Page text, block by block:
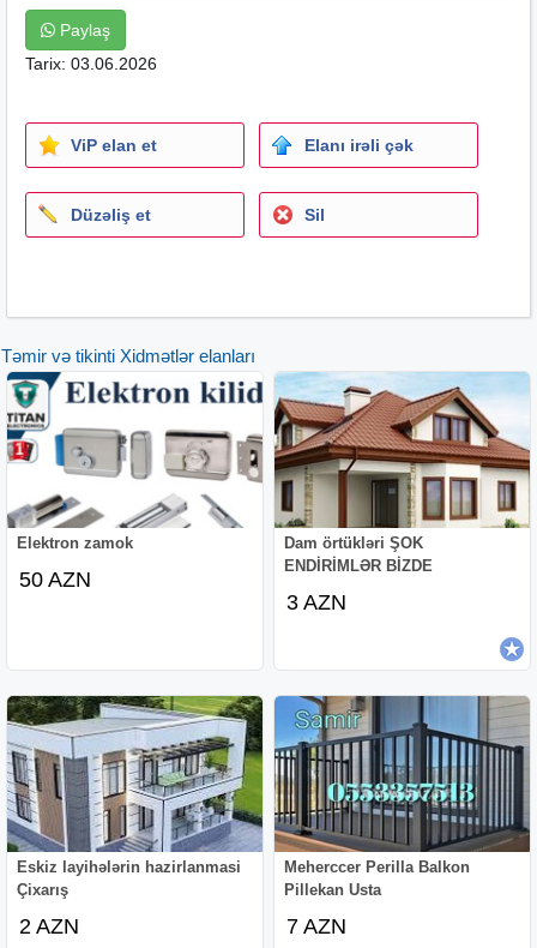
.
.
.
.
.
.
.
malyar, şpaklyovka, rengsaz, rengsaz ustasi, malyar
ustasi, boyaçı, boya işləri,
oboy ustasi, divar kağızı ustası, fasad işləri, fasad ustasi,
fasad, aboy, aboy ustasi,
suvaqçı, şkatur, şkaturşik, suvaq ustasi, alcipan ustasi,
laminat ustasi, spaklyovka ustasi, emusiya ustasi, lepka
, emusiya, emusiya ustasi,
rəngsaz ustasi, malyar işi, malyar işləri, bənna, benna,
эмусия, оклейка обоев
Paylaş
Tarix: 03.06.2026
ViP elan et Elanı irəli çək
Düzəliş et Sil
Təmir və tikinti Xidmətlər elanları
Elektron zamok
50 AZN
Dam örtükləri ŞOK
ENDİRİMLƏR BİZDE
3 AZN
Eskiz layihələrin hazirlanmasi
Çixarış
2 AZN
Meherccer Perilla Balkon
Pillekan Usta
7 AZN